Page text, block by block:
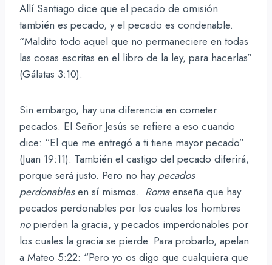
Allí Santiago dice que el pecado de omisión
también es pecado, y el pecado es condenable.
“Maldito todo aquel que no permaneciere en todas
las cosas escritas en el libro de la ley, para hacerlas”
(Gálatas 3:10).
Sin embargo, hay una diferencia en cometer
pecados. El Señor Jesús se refiere a eso cuando
dice: “El que me entregó a ti tiene mayor pecado”
(Juan 19:11). También el castigo del pecado diferirá,
porque será justo. Pero no hay pecados
perdonablesen sí mismos. Romaenseña que hay
pecados perdonables por los cuales los hombres
nopierden la gracia, y pecados imperdonables por
los cuales la gracia se pierde. Para probarlo, apelan
a Mateo 5:22: “Pero yo os digo que cualquiera que